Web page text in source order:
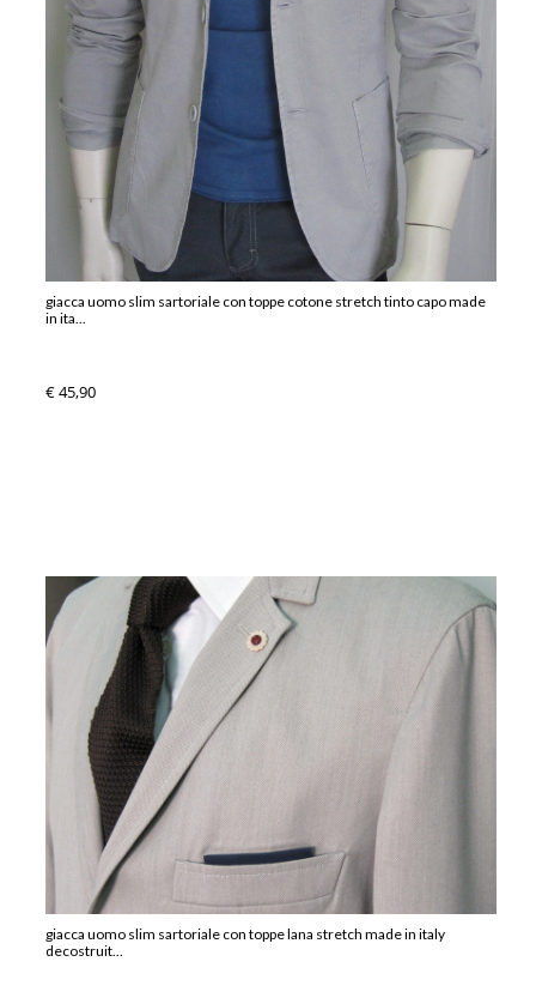
giacca uomo slim sartoriale con toppe cotone stretch tinto capo made
in ita...
€ 45,90
giacca uomo slim sartoriale con toppe lana stretch made in italy
decostruit...